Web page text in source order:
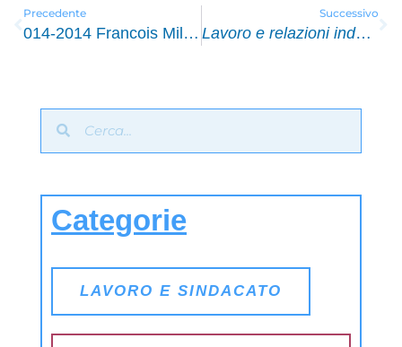
Precedente
014-2014 Francois Milewski, Le travail à temp partiel, Conseil Economique, Sociale et Environmental, Paris, 14 Février 2014, 138 pp.
Successivo
Lavoro e relazioni industriali
Categorie
LAVORO E SINDACATO